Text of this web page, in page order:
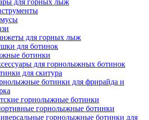
для горных лыж
для горных лыж
для ботинок
ботинки
для горнолыжных ботинок
для скитура
ботинки для фрирайда и
горнолыжные ботинки
горнолыжные ботинки
горнолыжные ботинки для